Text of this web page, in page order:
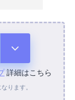
詳細はこちら
ります。